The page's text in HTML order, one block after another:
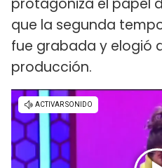
que la segunda
fue grabada y elogió
producción.